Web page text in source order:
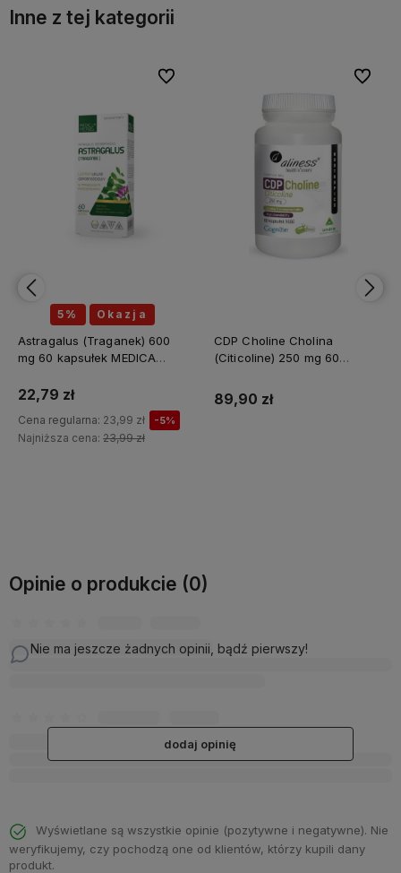
Inne z tej kategorii
5% Okazja
Astragalus (Traganek) 600
mg 60 kapsułek MEDICA
22,79 zł
Cena regularna: 23,99 zł -5%
Najniższa cena: 23,99 zł
Do ulubionych
Do ulubionych
CDP Choline Cholina
(Citicoline) 250 mg 60
89,90 zł
Do
Do
Opinie o produkcie (0)
Nie ma jeszcze żadnych opinii, bądź pierwszy!
dodaj opinię
Wyświetlane są wszystkie opinie (pozytywne i negatywne). Nie
weryfikujemy, czy pochodzą one od klientów, którzy kupili dany
produkt.